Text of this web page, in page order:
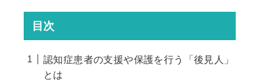
目次
認知症患者の支援や保護を行う「後見人」
とは